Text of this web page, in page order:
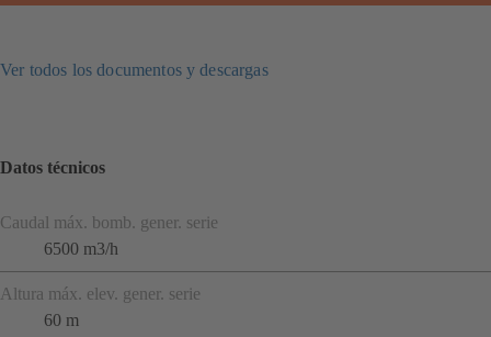
Ver todos los documentos y descargas
Datos técnicos
Caudal máx. bomb. gener. serie
6500 m3/h
Altura máx. elev. gener. serie
60 m